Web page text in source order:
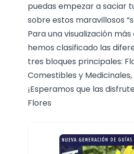
puedas empezar a saciar
sobre estos maravillosos
Para una visualización
hemos clasificado las
tres bloques principales:
Comestibles y Medicinales,
¡Esperamos que las
Flores